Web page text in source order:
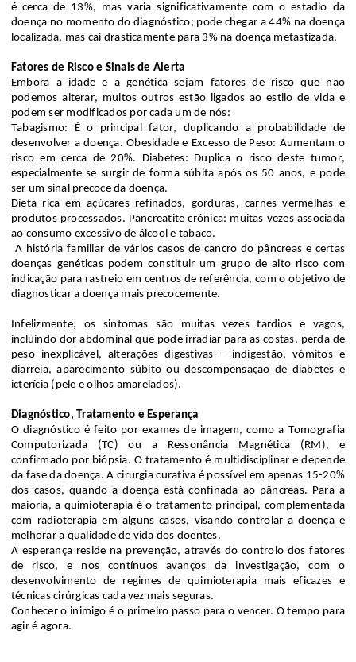
é cerca de 13%, mas varia significativamente com oestadio da
doença no momento do diagnóstico; pode chegar a 44% na doença
localizada, mas cai drasticamente para 3% na doença metastizada.
Fatores de Risco e Sinais de Alerta
Embora a idade e a genética sejam fatores de risco que não
podemos alterar, muitos outros estão ligados ao estilo de vida e
podem ser modificados por cada um de nós:
Tabagismo: É o principal fator, duplicando a probabilidade de
desenvolver a doença. Obesidade e Excesso de Peso: Aumentam o
risco em cerca de 20%.
Diabetes: Duplica o risco deste tumor,
especialmente se surgir de forma súbita após os 50 anos, e pode
ser um sinal precoce da doença.
Dieta rica em açúcares refinados, gorduras, carnes vermelhas e
produtos processados. Pancreatite crónica: muitas vezes associada
ao consumo excessivo de álcool e tabaco.
A história familiar de vários casos de cancro do pâncreas e certas
doenças genéticas podem constituir um grupo de alto risco com
indicação para rastreio em centros de referência, com o objetivo de
diagnosticar a doença mais precocemente.
Infelizmente, os sintomas são muitas vezes tardios e vagos,
incluindo dor abdominal que pode irradiar para as costas, perda de
peso inexplicável, alterações digestivas – indigestão, vómitos e
diarreia, aparecimento súbito ou descompensação de diabetes e
icterícia (pele e olhos amarelados).
Diagnóstico, Tratamento e Esperança
O diagnóstico é feito por exames de imagem, como a Tomografia
Computorizada (TC) ou a Ressonância Magnética (RM), e
confirmado por biópsia. O tratamento é multidisciplinar e depende
da fase da doença. A cirurgia curativa é possível em apenas 15-20%
dos casos, quando a doença está confinada ao pâncreas. Para a
maioria, a quimioterapia é o tratamento principal, complementada
com radioterapia em alguns casos, visando controlar a doença e
melhorar a qualidade de vida dos doentes.
A esperança reside na prevenção, através do controlo dos fatores
de risco, e nos contínuos avanços da investigação, com o
desenvolvimento de regimes de quimioterapia mais eficazes e
técnicas cirúrgicas cada vez mais seguras.
Conhecer o inimigo é o primeiro passo para o vencer. O tempo para
agir é agora.